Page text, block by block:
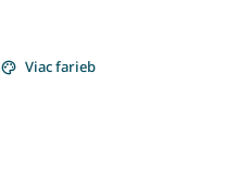
Viac farieb